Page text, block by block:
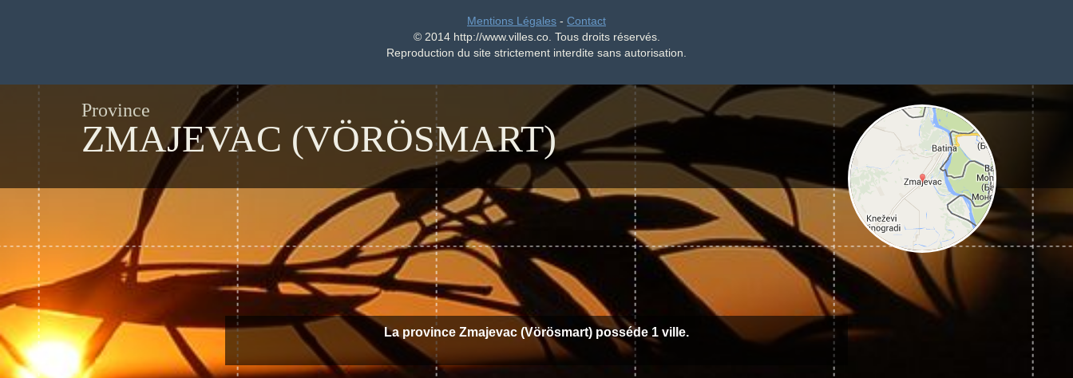
Mentions Légales - Contact
© 2014 http://www.villes.co. Tous droits réservés.
Reproduction du site strictement interdite sans autorisation.
Province
ZMAJEVAC (VÖRÖSMART)
La province Zmajevac (Vörösmart) posséde 1 ville.